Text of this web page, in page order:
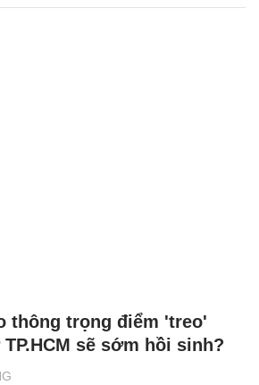
thông trọng điểm 'treo'
sẽ sớm hồi sinh?